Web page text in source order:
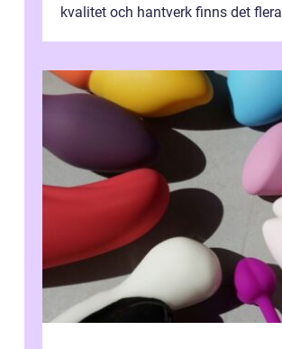
kvalitet och hantverk finns det flera